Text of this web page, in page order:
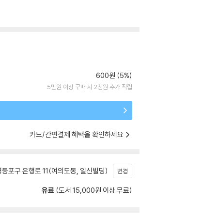
600원 (5%)
5만원 이상 구매 시 2천원 추가 적립
카드/간편결제 혜택을 확인하세요
포구 은행로 11(여의도동, 일신빌딩) 변경
유료 (도서 15,000원 이상 무료)